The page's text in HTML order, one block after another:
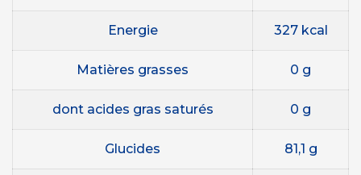
Energie 327 kcal
Matières grasses 0 g
dont acides gras saturés 0 g
Glucides 81,1 g